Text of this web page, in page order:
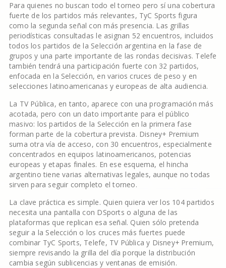
Para quienes no buscan todo el torneo pero sí una cobertura
fuerte de los partidos más relevantes, TyC Sports figura
como la segunda señal con más presencia. Las grillas
periodísticas consultadas le asignan 52 encuentros, incluidos
todos los partidos de la Selección argentina en la fase de
grupos y una parte importante de las rondas decisivas. Telefe
también tendrá una participación fuerte con 32 partidos,
enfocada en la Selección, en varios cruces de peso y en
selecciones latinoamericanas y europeas de alta audiencia.
La TV Pública, en tanto, aparece con una programación más
acotada, pero con un dato importante para el público
masivo: los partidos de la Selección en la primera fase
forman parte de la cobertura prevista. Disney+ Premium
suma otra vía de acceso, con 30 encuentros, especialmente
concentrados en equipos latinoamericanos, potencias
europeas y etapas finales. En ese esquema, el hincha
argentino tiene varias alternativas legales, aunque no todas
sirven para seguir completo el torneo.
La clave práctica es simple. Quien quiera ver los 104 partidos
necesita una pantalla con DSports o alguna de las
plataformas que replican esa señal. Quien sólo pretenda
seguir a la Selección o los cruces más fuertes puede
combinar TyC Sports, Telefe, TV Pública y Disney+ Premium,
siempre revisando la grilla del día porque la distribución
cambia según sublicencias y ventanas de emisión.